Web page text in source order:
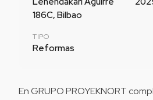
186C, Bilbao
TIPO
Reformas
En GRUPO PROYEKNORT